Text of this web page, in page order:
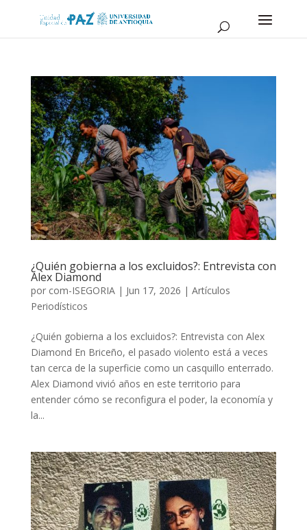
¿Quién gobierna a los excluidos?: Entrevista con
Alex Diamond
por com-ISEGORIA| Jun 17, 2026 | Artículos
Periodísticos
¿Quién gobierna a los excluidos?: Entrevista con Alex
Diamond En Briceño, el pasado violento está a veces
tan cerca de la superficie como un casquillo enterrado.
Alex Diamond vivió años en este territorio para
entender cómo se reconfigura el poder, la economía y
la...